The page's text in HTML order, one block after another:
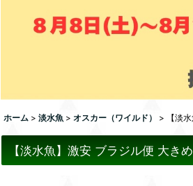
ホーム > 淡水魚 > オスカー（ワイルド） > 【淡
【淡水魚】激安 ブラジル便 大